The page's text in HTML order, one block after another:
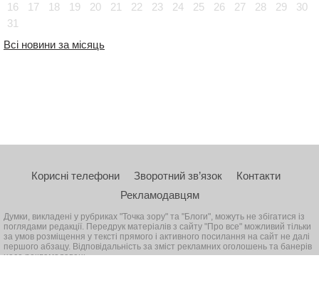
16
17 18 19 20 21 22 23 24 25 26 27 28 29
30
31
Всі новини за місяць
Корисні телефони Зворотний зв’язок
Контакти
Рекламодавцям
Думки, викладені у рубриках "Точка зору" та "Блоги", можуть не збігатися із
поглядами редакції. Передрук матеріалів з сайту "Про все" можливий тільки
за умов розміщення у тексті прямого і активного посилання на сайт не далі
першого абзацу. Відповідальність за зміст рекламних оголошень та банерів
несе рекламодавець